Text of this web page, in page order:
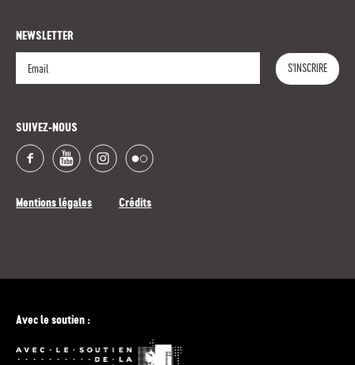
NEWSLETTER
S'INSCRIRE
SUIVEZ-NOUS
Mentions légales Crédits
Avec le soutien :